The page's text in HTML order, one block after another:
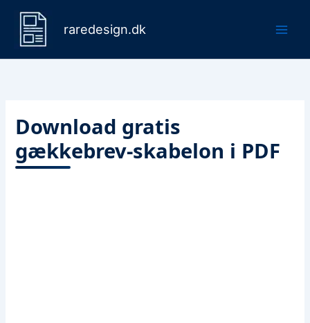
indholdet
raredesign.dk
Download gratis
gækkebrev-skabelon i PDF